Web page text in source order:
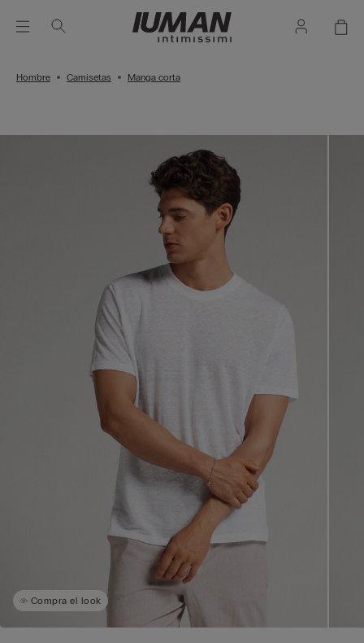
Hombre Camisetas Manga corta
Compra el look